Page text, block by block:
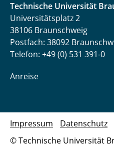
Technische Universität
Universitätsplatz 2
38106 Braunschweig
Postfach: 38092
Telefon: +49 (0) 531 391-0
Anreise
© Technische Universität
Impressum Datenschutz